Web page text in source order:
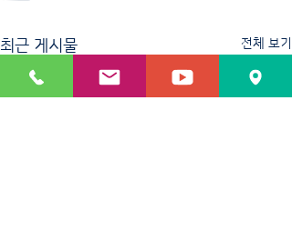
최근 게시물 전체 보기